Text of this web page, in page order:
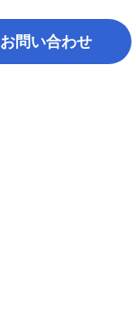
お問い合わせ